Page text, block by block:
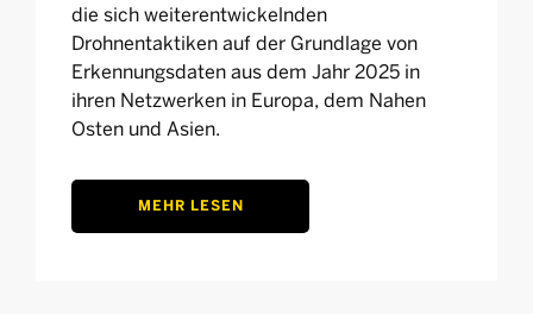
die sich weiterentwickelnden
Drohnentaktiken auf der Grundlage von
Erkennungsdaten aus dem Jahr 2025 in
ihren Netzwerken in Europa, dem Nahen
Osten und Asien.
MEHR LESEN